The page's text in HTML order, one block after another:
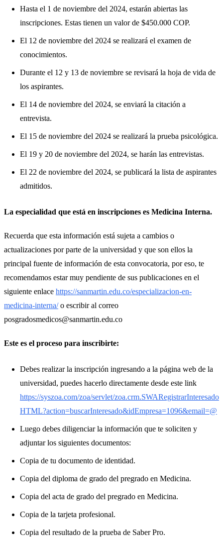
Hasta el 1 de noviembre del 2024, estarán abiertas las
inscripciones. Estas tienen un valor de $450.000 COP.
El 12 de noviembre del 2024 se realizará el examen de
conocimientos.
Durante el 12 y 13 de noviembre se revisará la hoja de vida de
los aspirantes.
El 14 de noviembre del 2024, se enviará la citación a
entrevista.
El 15 de noviembre del 2024 se realizará la prueba psicológica.
El 19 y 20 de noviembre del 2024, se harán las entrevistas.
El 22 de noviembre del 2024, se publicará la lista de aspirantes
admitidos.
La especialidad que está en inscripciones es Medicina Interna.
Recuerda que esta información está sujeta a cambios o
actualizaciones por parte de la universidad y que son ellos la
principal fuente de información de esta convocatoria, por eso, te
recomendamos estar muy pendiente de sus publicaciones en el
siguiente enlace https://sanmartin.edu.co/especializacion-en-
medicina-interna/o escribir al correo
posgradosmedicos@sanmartin.edu.co
Este es el proceso para inscribirte:
Debes realizar la inscripción ingresando a la página web de la
universidad, puedes hacerlo directamente desde este link
https://syszoa.com/zoa/servlet/zoa.crm.SWARegistrarInteresado
HTML?action=buscarInteresado&idEmpresa=1096&email=@
Luego debes diligenciar la información que te soliciten y
adjuntar los siguientes documentos:
Copia de tu documento de identidad.
Copia del diploma de grado del pregrado en Medicina.
Copia del acta de grado del pregrado en Medicina.
Copia de la tarjeta profesional.
Copia del resultado de la prueba de Saber Pro.